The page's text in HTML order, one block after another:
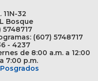
32
Bosque
5748717
(607) 5748717
- 4237
de 8:00 a.m. a 12:00
7:00 p.m.
Posgrados